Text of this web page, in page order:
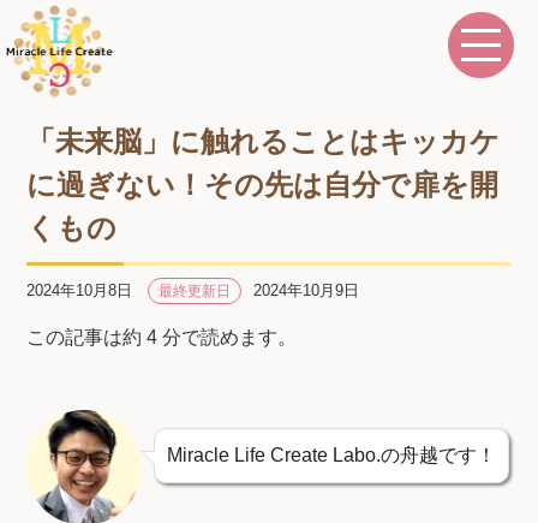
「未来脳」に触れることはキッカケ
に過ぎない！その先は自分で扉を開
くもの
2024年10月8日 最終更新日 2024年10月9日
この記事は約 4 分で読めます。
Miracle Life Create Labo.の舟越です！